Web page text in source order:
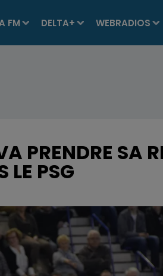
FM DELTA+ WEBRADIOS
PRENDRE SA
LE PSG